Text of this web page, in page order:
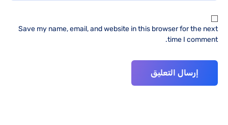
Save my name, email, and website in this browser for the next
time I comment.